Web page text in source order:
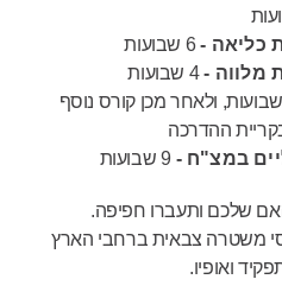
כליאה -6 שבועות
מלווה -4 שבועות
5-6 שבועות, ולאחר מכן קורס נוסף
ההדרכה
במצ"ח - 9 שבועות
שלכם ותעברו חפיפה.
משטרה צבאית ברחבי הארץ
ואופיו.